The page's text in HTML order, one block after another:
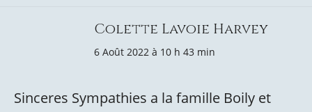
Colette Lavoie Harvey
6 Août 2022 à 10 h 43 min
Sinceres Sympathies a la famille Boily et